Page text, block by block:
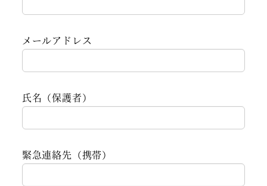
メールアドレス
氏名（保護者）
緊急連絡先（携帯）